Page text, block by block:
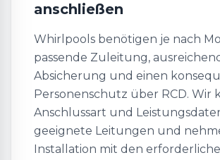
anschließen
Whirlpools benötigen je nach
passende Zuleitung,
Absicherung und einen
Personenschutz über RCD. Wir
Anschlussart und
geeignete Leitungen und
Installation mit den